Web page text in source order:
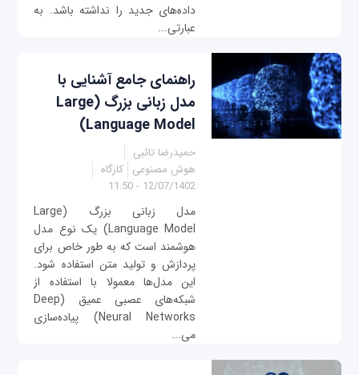
داده‌های جدید را نداشته باشد. به
عبارتی...
راهنمای جامع آشنایی با
مدل زبانی بزرگ (Large
Language Model)
حمیدرضا تائبی
هوش مصنوعی کارگاه
12/07/1402 - 11:50
مدل زبانی بزرگ (Large
Language Model) یک نوع مدل
هوشمند است که به طور خاص برای
پردازش و تولید متن استفاده شود.
این مدل‌ها معمولا با استفاده از
شبکه‌های عصبی عمیق (Deep
Neural Networks) پیاده‌سازی
می‌...